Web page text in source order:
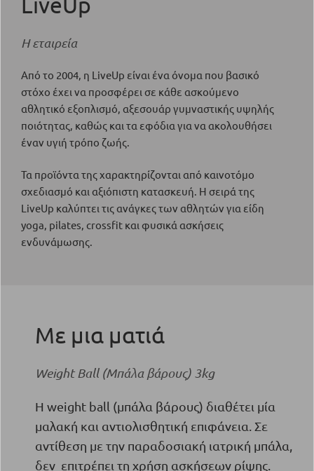
Η εταιρεία
Από το 2004, η LiveUp είναι ένα όνομα που βασικό
στόχο έχει να προσφέρει σε κάθε ασκούμενο
αθλητικό εξοπλισμό, αξεσουάρ γυμναστικής υψηλής
ποιότητας, καθώς και τα εφόδια για να ακολουθήσει
έναν υγιή τρόπο ζωής.
Τα προϊόντα της χαρακτηρίζονται από καινοτόμο
σχεδιασμό και αξιόπιστη κατασκευή. Η σειρά της
LiveUp καλύπτει τις ανάγκες των αθλητών για είδη
yoga, pilates, crossfit και φυσικά ασκήσεις
ενδυνάμωσης.
Με μια ματιά
Weight Ball (Μπάλα βάρους) 3kg
Η weight ball (μπάλα βάρους) διαθέτει μία
μαλακή και αντιολισθητική επιφάνεια. Σε
αντίθεση με την παραδοσιακή ιατρική μπάλα,
δεν επιτρέπει τη χρήση ασκήσεων ρίψης.